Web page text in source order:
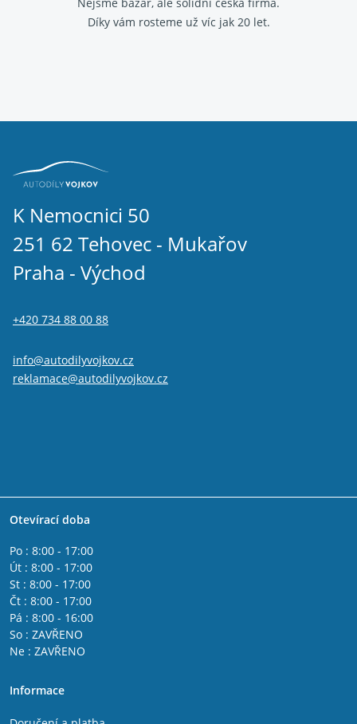
Díky vám rosteme už víc jak 20 let.
K Nemocnici 50
251 62 Tehovec - Mukařov
Praha - Východ
+420 734 88 00 88
info@autodilyvojkov.cz
reklamace@autodilyvojkov.cz
Otevírací doba
Po : 8:00 - 17:00
Út : 8:00 - 17:00
St : 8:00 - 17:00
Čt : 8:00 - 17:00
Pá : 8:00 - 16:00
So : ZAVŘENO
Ne : ZAVŘENO
Informace